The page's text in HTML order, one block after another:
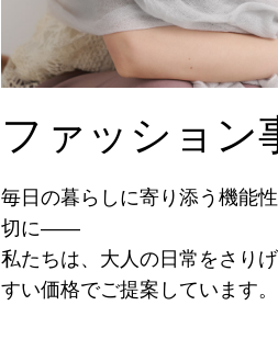
ファッション
毎日の暮らしに寄り添う機能
切に――
私たちは、大人の日常をさり
すい価格でご提案しています。